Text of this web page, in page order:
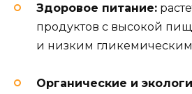
Здоровое питание:
продуктов с высокой
и низким
Органические и